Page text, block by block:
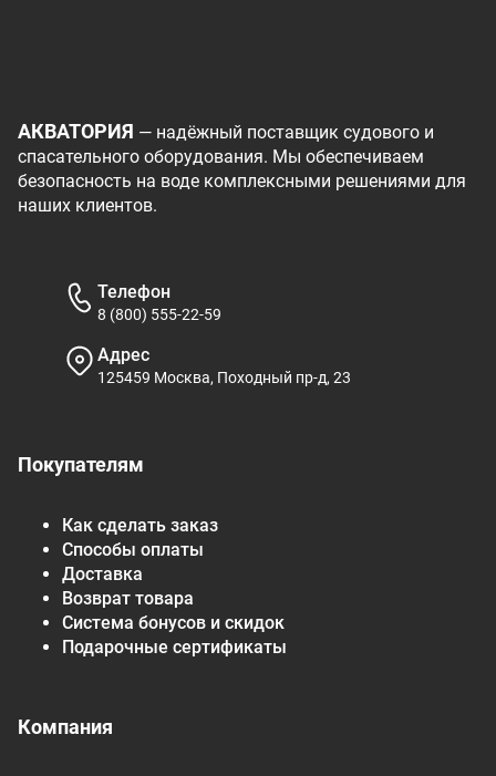
АКВАТОРИЯ — надёжный поставщик судового и
спасательного оборудования. Мы обеспечиваем
безопасность на воде комплексными решениями для
наших клиентов.
Покупателям
Как сделать заказ
Способы оплаты
Доставка
Возврат товара
Система бонусов и скидок
Подарочные сертификаты
Компания
Телефон
8 (800) 555-22-59
Адрес
125459 Москва, Походный пр-д, 23